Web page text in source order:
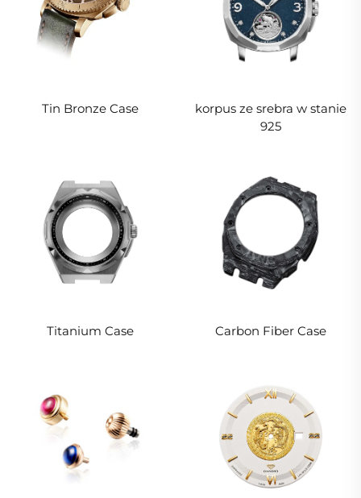
Tin Bronze Case
korpus ze srebra w stanie
925
Titanium Case Carbon Fiber Case